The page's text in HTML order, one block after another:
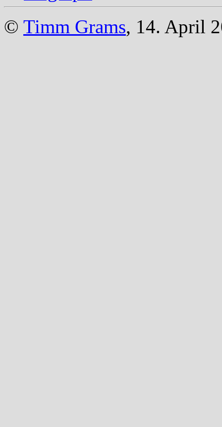
© Timm Grams, 14. April